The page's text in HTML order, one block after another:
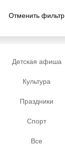
Отменить фильтр
Детская афиша
Культура
Праздники
Спорт
Все